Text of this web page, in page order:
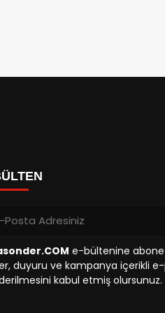
e-bültenine abone
duyuru ve kampanya içerikli e-
kabul etmiş olursunuz.